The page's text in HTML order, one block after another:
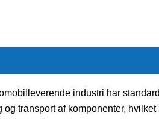
industri har
transport af komponenter, hvilket